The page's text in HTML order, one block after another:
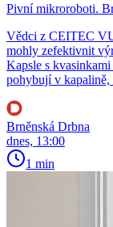
Pivní mikroroboti.
Vědci z CEITEC
mohly zefektivnit
Kapsle s
pohybují v
Brněnská Drbna
dnes, 13:00
1 min